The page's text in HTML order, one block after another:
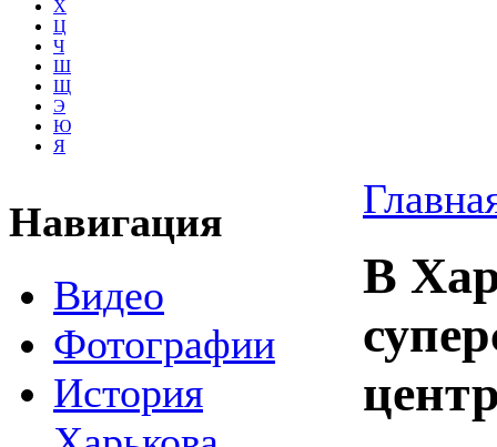
Х
Ц
Ч
Ш
Щ
Э
Ю
Я
Навигация
Видео
Фотографии
История
В